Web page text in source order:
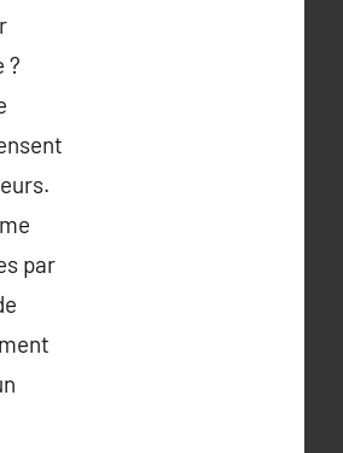
?
par